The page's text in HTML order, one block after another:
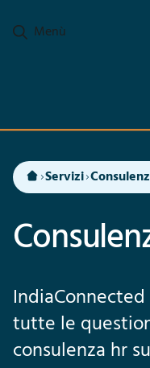
Menù
Servizi
tutte le
consulenza hr